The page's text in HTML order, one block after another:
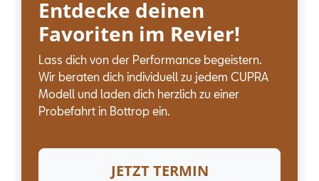
Entdecke deinen
Favoriten im Revier!
Lass dich von der Performance begeistern.
Wir beraten dich individuell zu jedem CUPRA
Modell und laden dich herzlich zu einer
Probefahrt in Bottrop ein.
JETZT TERMIN